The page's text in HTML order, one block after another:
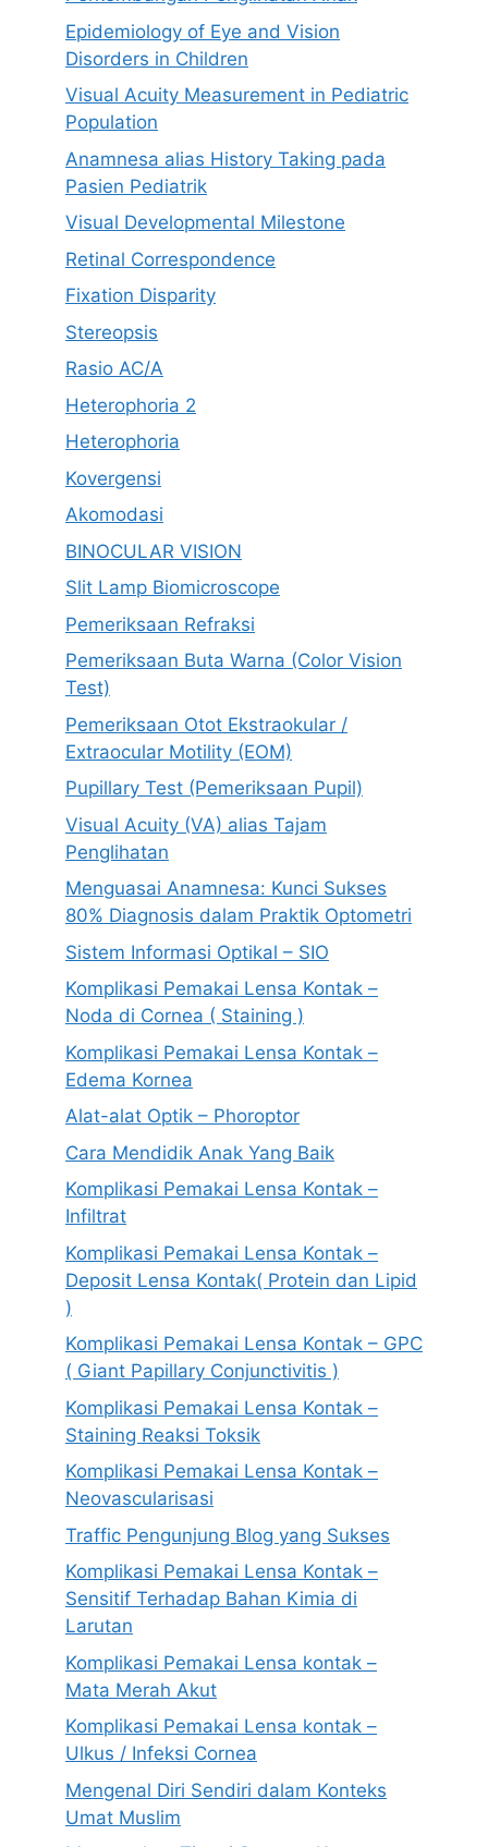
Epidemiology of Eye and Vision
Disorders in Children
Visual Acuity Measurement in Pediatric
Population
Anamnesa alias History Taking pada
Pasien Pediatrik
Visual Developmental Milestone
Retinal Correspondence
Fixation Disparity
Stereopsis
Rasio AC/A
Heterophoria 2
Heterophoria
Kovergensi
Akomodasi
BINOCULAR VISION
Slit Lamp Biomicroscope
Pemeriksaan Refraksi
Pemeriksaan Buta Warna (Color Vision
Test)
Pemeriksaan Otot Ekstraokular /
Extraocular Motility (EOM)
Pupillary Test (Pemeriksaan Pupil)
Visual Acuity (VA) alias Tajam
Penglihatan
Menguasai Anamnesa: Kunci Sukses
80% Diagnosis dalam Praktik Optometri
Sistem Informasi Optikal – SIO
Komplikasi Pemakai Lensa Kontak –
Noda di Cornea ( Staining )
Komplikasi Pemakai Lensa Kontak –
Edema Kornea
Alat-alat Optik – Phoroptor
Cara Mendidik Anak Yang Baik
Komplikasi Pemakai Lensa Kontak –
Infiltrat
Komplikasi Pemakai Lensa Kontak –
Deposit Lensa Kontak( Protein dan Lipid
)
Komplikasi Pemakai Lensa Kontak – GPC
( Giant Papillary Conjunctivitis )
Komplikasi Pemakai Lensa Kontak –
Staining Reaksi Toksik
Komplikasi Pemakai Lensa Kontak –
Neovascularisasi
Traffic Pengunjung Blog yang Sukses
Komplikasi Pemakai Lensa Kontak –
Sensitif Terhadap Bahan Kimia di
Larutan
Komplikasi Pemakai Lensa kontak –
Mata Merah Akut
Komplikasi Pemakai Lensa kontak –
Ulkus / Infeksi Cornea
Mengenal Diri Sendiri dalam Konteks
Umat Muslim